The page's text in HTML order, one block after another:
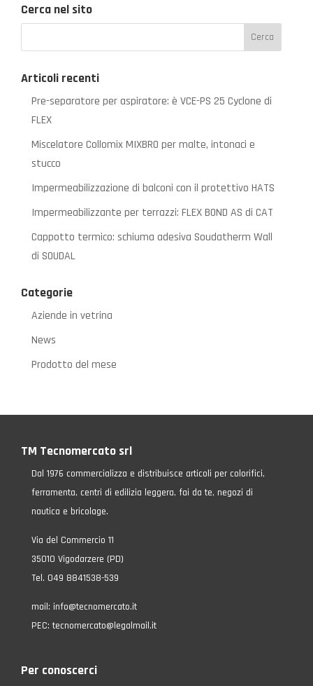
Cerca nel sito
Articoli recenti
Pre-separatore per aspiratore: è VCE-PS 25 Cyclone di
FLEX
Miscelatore Collomix MIXBRO per malte, intonaci e
stucco
Impermeabilizzazione di balconi con il protettivo HATS
Impermeabilizzante per terrazzi: FLEX BOND AS di CAT
Cappotto termico: schiuma adesiva Soudatherm Wall
di SOUDAL
Categorie
Aziende in vetrina
News
Prodotto del mese
TM Tecnomercato srl
Dal 1976 commercializza e distribuisce articoli per colorifici,
ferramenta, centri di edilizia leggera, fai da te, negozi di
nautica e bricolage.
Via del Commercio 11
35010 Vigodarzere (PD)
Tel. 049 8841538-539
mail: info@tecnomercato.it
PEC:tecnomercato@legalmail.it
Per conoscerci